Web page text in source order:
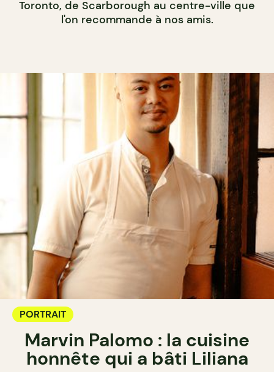
Toronto, de Scarborough au centre-ville que
l'on recommande à nos amis.
PORTRAIT
Marvin Palomo : la cuisine
honnête qui a bâti Liliana